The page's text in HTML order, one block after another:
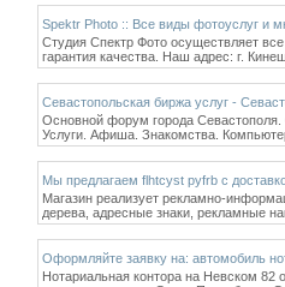
Spektr Photo :: Все виды фотоуслуг и
Студия Спектр Фото осуществляет
гарантия качества. Наш адрес: г.
Севастопольская биржа услуг -
Основной форум города
Услуги. Афиша. Знакомства.
Мы предлагаем flhtcyst pyfrb с
Магазин реализует рекламно-
дерева, адресные знаки, рекламные
Оформляйте заявку на: автомобиль
Нотариальная контора на Невском 82